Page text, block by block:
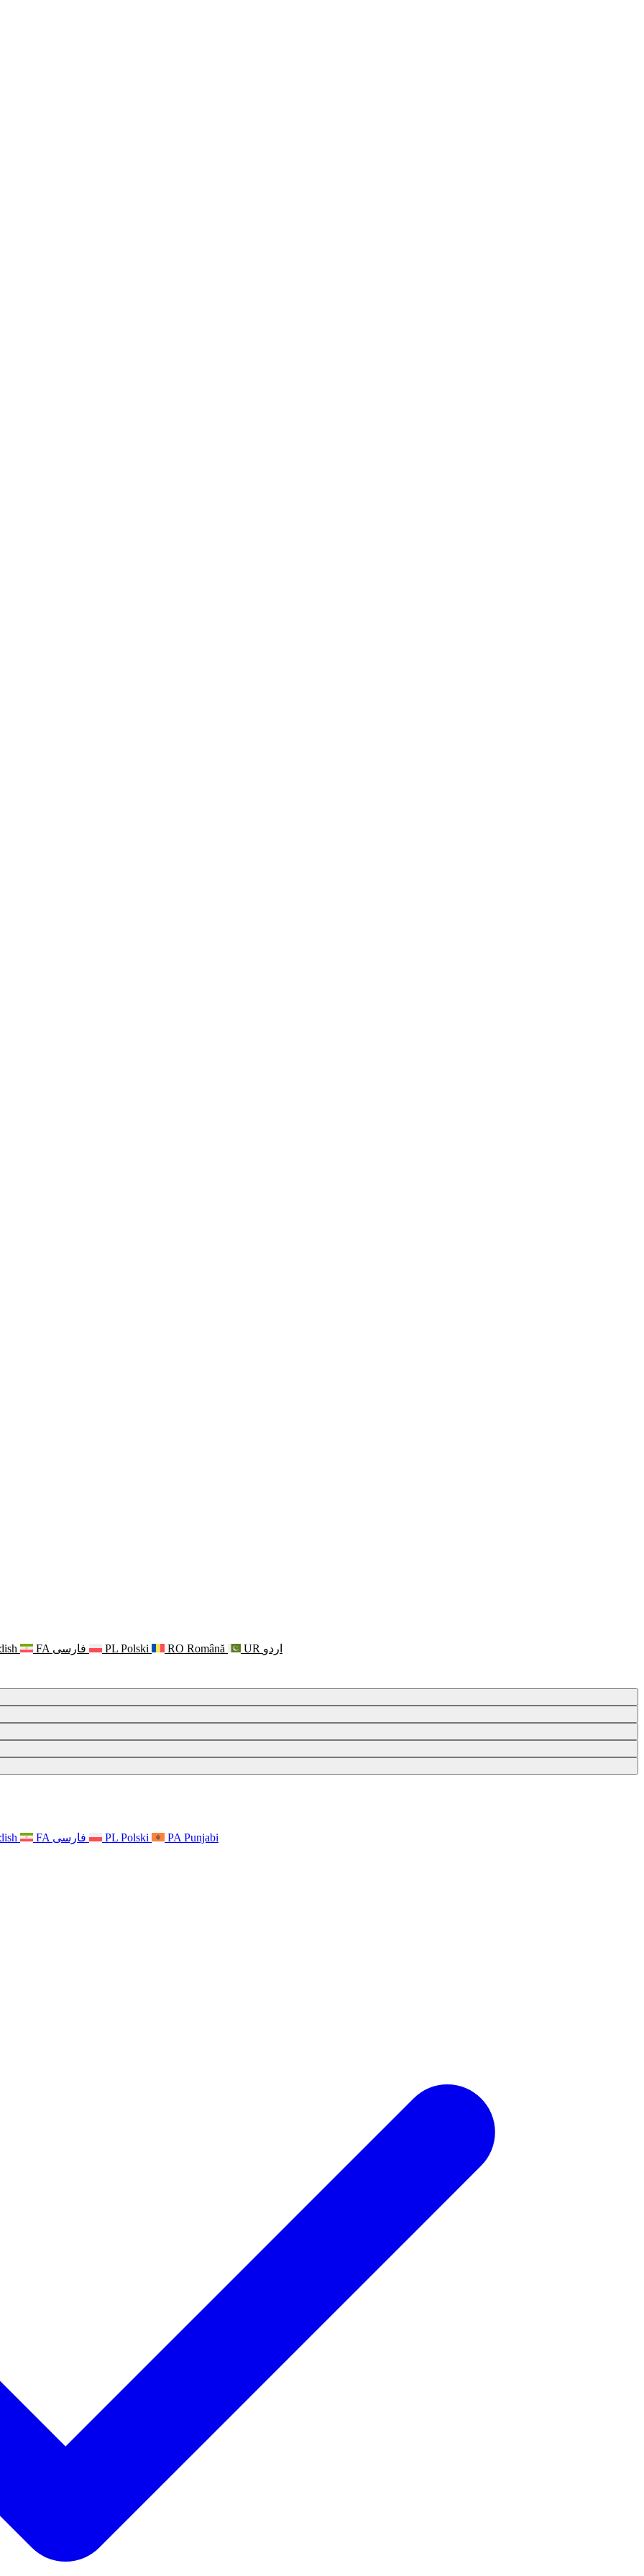
FA فارسی PL Polski RO Română UR اردو
FA فارسی PL Polski PA Punjabi